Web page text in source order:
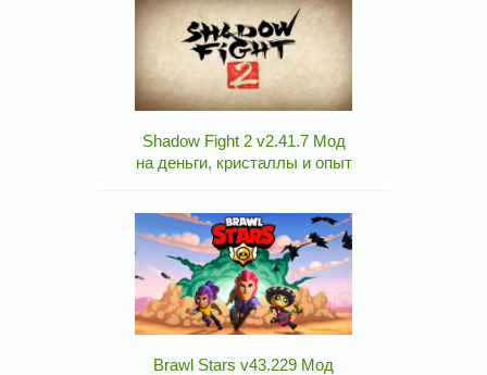
Shadow Fight 2 v2.41.7 Мод
на деньги, кристаллы и опыт
Brawl Stars v43.229 Мод